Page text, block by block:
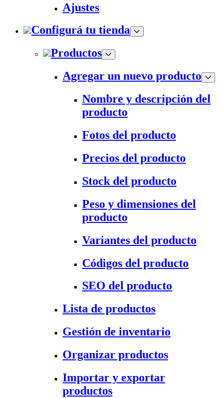
Ajustes
Configurá tu tienda
Productos
Agregar un nuevo producto
Nombre y descripción del
producto
Fotos del producto
Precios del producto
Stock del producto
Peso y dimensiones del
producto
Variantes del producto
Códigos del producto
SEO del producto
Lista de productos
Gestión de inventario
Organizar productos
Importar y exportar
productos